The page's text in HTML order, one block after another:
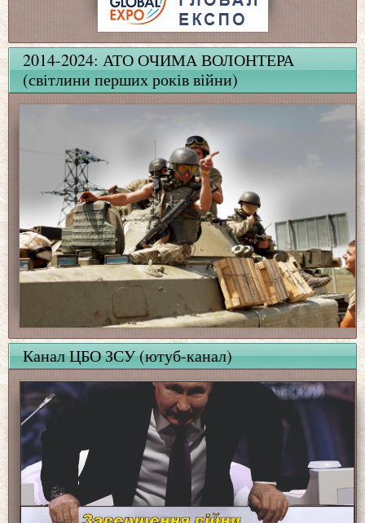
2014-2024: АТО ОЧИМА ВОЛОНТЕРА
(світлини перших років війни)
Канал ЦБО ЗСУ (ютуб-канал)